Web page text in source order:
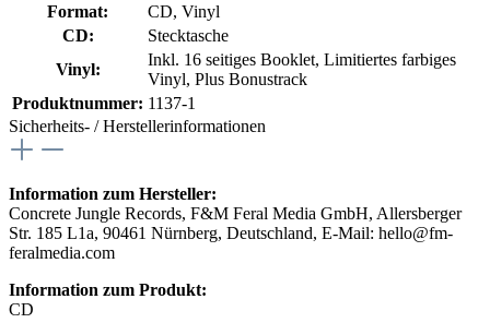
Format:
CD, Vinyl
CD:
Stecktasche
Vinyl:
Inkl. 16 seitiges Booklet, Limitiertes farbiges
Vinyl, Plus Bonustrack
Produktnummer: 1137-1
Sicherheits- / Herstellerinformationen
Information zum Hersteller:
Concrete Jungle Records, F&M Feral Media GmbH, Allersberger
Str. 185 L1a, 90461 Nürnberg, Deutschland, E-Mail: hello@fm-
feralmedia.com
Information zum Produkt:
CD